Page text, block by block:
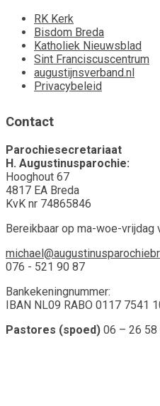
RK Kerk
Bisdom Breda
Katholiek Nieuwsblad
Sint Franciscuscentrum
augustijnsverband.nl
Privacybeleid
Contact
Parochiesecretariaat
H. Augustinusparochie:
Hooghout 67
4817 EA Breda
KvK nr 74865846
Bereikbaar op ma-woe-vrijdag
076 - 521 90 87
Bankekeningnummer:
IBAN NL09 RABO 0117 7541
Pastores (spoed) 06 – 26 58